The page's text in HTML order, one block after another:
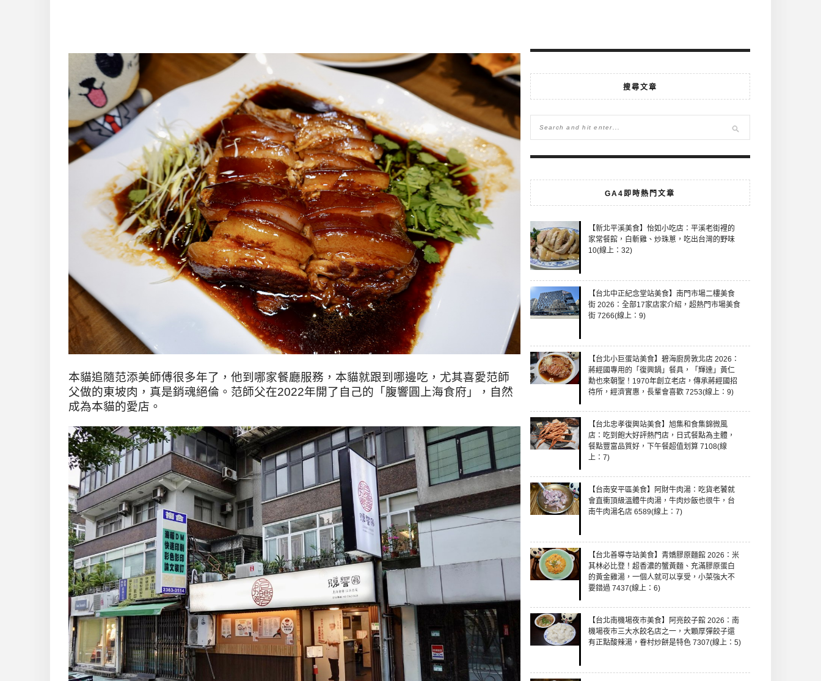
本貓追隨范添美師傅很多年了，他到哪家餐廳服務，本貓就跟到哪邊吃，尤其喜愛范師
父做的東坡肉，真是銷魂絕倫。范師父在2022年開了自己的 「腹響圓上海食府」，自然
成為本貓的愛店。
搜尋文章
GA4即時熱門文章
【新北平溪美食】怡如小吃店：平溪老街裡的
家常餐館，白斬雞、炒珠蔥，吃出台灣的野味
10(線上：32)
【台北中正紀念堂站美食】南門市場二樓美食
街 2026：全部17家店家介紹，超熱門市場美食
街 7266(線上：9)
【台北小巨蛋站美食】碧海廚房敦北店 2026：
蔣經國專用的「復興鍋」餐具，「輝達」黃仁
勳也來朝聖！1970年創立老店，傳承蔣經國招
待所，經濟實惠，長輩會喜歡 7253(線上：9)
【台北忠孝復興站美食】旭集和食集錦微風
店：吃到飽大好評熱門店，日式餐點為主體，
餐點豐富品質好，下午餐超值划算 7108(線
上：7)
【台南安平區美食】阿財牛肉湯：吃貨老饕就
會直衝頂級溫體牛肉湯，牛肉炒飯也很牛，台
南牛肉湯名店 6589(線上：7)
【台北善導寺站美食】青嬌膠原麵館 2026：米
其林必比登！超香濃的蟹黃麵、充滿膠原蛋白
的黃金雞湯，一個人就可以享受，小菜強大不
要錯過 7437(線上：6)
【台北南機場夜市美食】阿亮餃子館 2026：南
機場夜市三大水餃名店之一，大顆厚彈餃子還
有正點酸辣湯，眷村炒餅是特色 7307(線上：5)